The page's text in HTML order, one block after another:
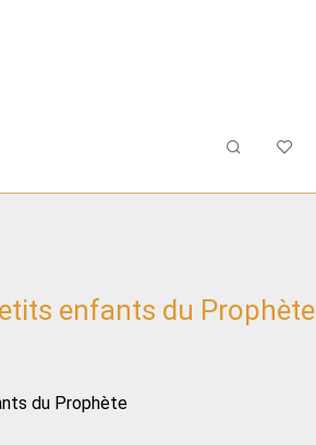
enfants du Prophète
du Prophète